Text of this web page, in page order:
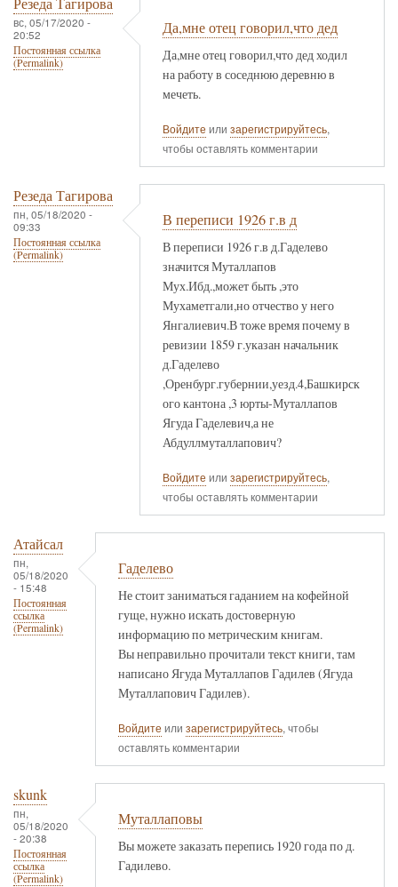
вс, 05/17/2020 -
20:52
Постоянная ссылка
(Permalink)
Да,мне отец говорил,что дед
Да,мне отец говорил,что дед ходил
на работу в соседнюю деревню в
мечеть.
Войдите или зарегистрируйтесь,
чтобы оставлять комментарии
Резеда Тагирова
пн, 05/18/2020 -
09:33
Постоянная ссылка
(Permalink)
В переписи 1926 г.в д
В переписи 1926 г.в д.Гаделево
значится Муталлапов
Мух.Ибд.,может быть ,это
Мухаметгали,но отчество у него
Янгалиевич.В тоже время почему в
ревизии 1859 г.указан начальник
д.Гаделево
,Оренбург.губернии,уезд.4,Башкирск
ого кантона ,3 юрты-Муталлапов
Ягуда Гаделевич,а не
Абдуллмуталлапович?
Войдите или зарегистрируйтесь,
чтобы оставлять комментарии
Атайсал
пн,
05/18/2020
- 15:48
Постоянная
ссылка
(Permalink)
Гаделево
Не стоит заниматься гаданием на кофейной
гуще, нужно искать достоверную
информацию по метрическим книгам.
Вы неправильно прочитали текст книги, там
написано Ягуда Муталлапов Гадилев (Ягуда
Муталлапович Гадилев).
Войдите или зарегистрируйтесь, чтобы
оставлять комментарии
skunk
пн,
05/18/2020
- 20:38
Постоянная
ссылка
(Permalink)
Муталлаповы
Вы можете заказать перепись 1920 года по д.
Гадилево.